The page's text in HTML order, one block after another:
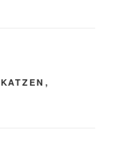
KATZEN ,